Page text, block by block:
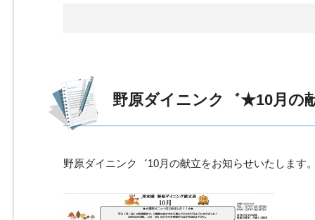
野原ダイニンク゛★10月の
野原ダイニンク゛10月の献立をお知らせいたします